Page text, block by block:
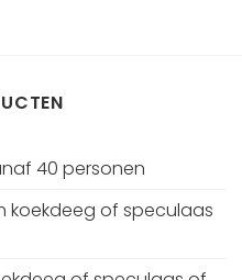
40 personen
koekdeeg of speculaas